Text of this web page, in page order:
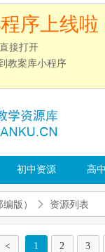
序上线啦
接打开
教案库小程序
初中资源 高
版） 资源列表
< 1 2 3